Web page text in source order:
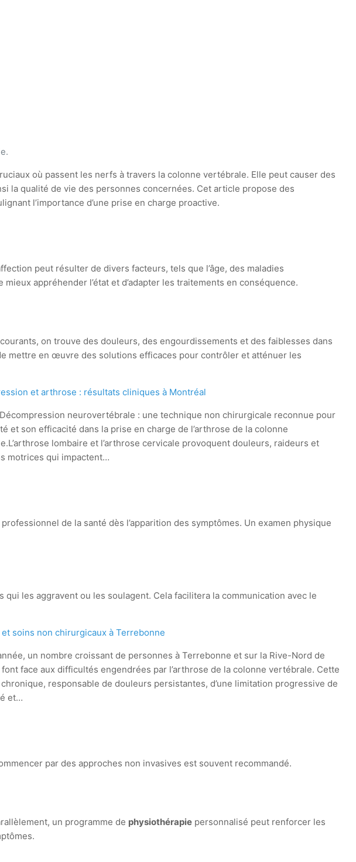
où passent les nerfs à travers la colonne vertébrale. Elle peut causer des
la qualité de vie des personnes concernées. Cet article propose des
l’importance d’une prise en charge proactive.
peut résulter de divers facteurs, tels que l’âge, des maladies
appréhender l’état et d’adapter les traitements en conséquence.
on trouve des douleurs, des engourdissements et des faiblesses dans
mettre en œuvre des solutions efficaces pour contrôler et atténuer les
et arthrose : résultats cliniques à Montréal
neurovertébrale : une technique non chirurgicale reconnue pour
et son efficacité dans la prise en charge de l’arthrose de la colonne
lombaire et l’arthrose cervicale provoquent douleurs, raideurs et
motrices qui impactent…
de la santé dès l’apparition des symptômes. Un examen physique
les aggravent ou les soulagent. Cela facilitera la communication avec le
soins non chirurgicaux à Terrebonne
un nombre croissant de personnes à Terrebonne et sur la Rive-Nord de
face aux difficultés engendrées par l’arthrose de la colonne vertébrale. Cette
responsable de douleurs persistantes, d’une limitation progressive de
et…
par des approches non invasives est souvent recommandé.
un programme de physiothérapie personnalisé peut renforcer les